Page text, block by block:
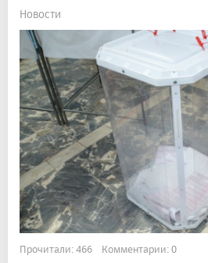
Новости
Прочитали: 466 Комментарии: 0